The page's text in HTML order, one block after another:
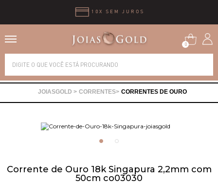
10X SEM JUROS
0
CORRENTES CORRENTES DE OURO
Corrente de Ouro 18k Singapura 2,2mm com
50cm co03030
Alianças
Brincos